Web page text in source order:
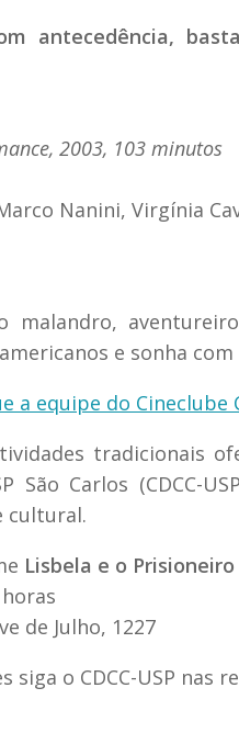
antecedência,
2003, 103 minutos
Nanini, Virgínia
malandro,
e sonha
a equipe do
tradicionais
São Carlos (CDCC-
cultural.
Lisbela e o Prisioneiro
de Julho, 1227
o CDCC-USP nas